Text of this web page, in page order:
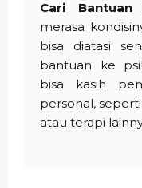
Cari Bantuan
merasa
bisa diatasi
bantuan ke
bisa kasih
personal,
atau terapi